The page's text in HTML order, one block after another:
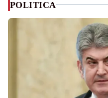
POLITICA